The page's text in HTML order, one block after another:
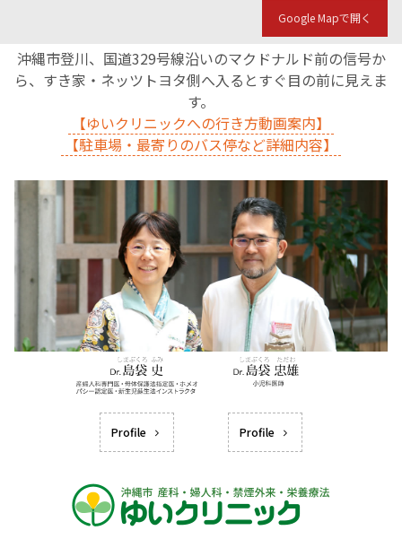
Google Mapで開く
沖縄市登川、国道329号線沿いのマクドナルド前の信号か
ら、すき家・ネッツトヨタ側へ入るとすぐ目の前に見えま
す。
【ゆいクリニックへの行き方動画案内】
【駐車場・最寄りのバス停など詳細内容】
Profile Profile